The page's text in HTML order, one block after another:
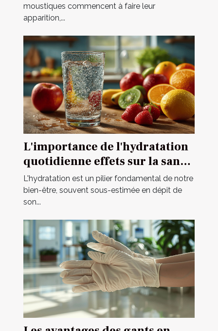
moustiques commencent à faire leur
apparition,...
L'importance de l'hydratation
quotidienne effets sur la santé
et conseils pour une
consommation optimale
L'hydratation est un pilier fondamental de notre
bien-être, souvent sous-estimée en dépit de
son...